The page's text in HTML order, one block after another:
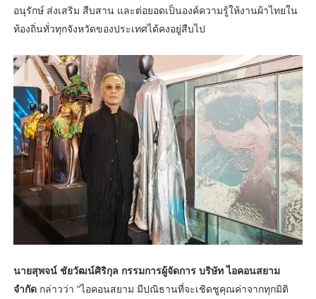
อนุรักษ์ ส่งเสริม สืบสาน และต่อยอดเป็นองค์ความรู้ให้งานผ้าไทยใน
ท้องถิ่นทั่วทุกจังหวัดของประเทศได้คงอยู่สืบไป
นายสุพจน์ ชัยวัฒน์ศิริกุล กรรมการผู้จัดการ บริษัท ไอคอนสยาม
จำกัดกล่าวว่า “ไอคอนสยาม มีปณิธานที่จะเชิดชูคุณค่าจากทุกมิติ